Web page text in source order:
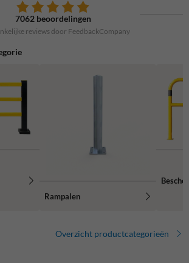
7062 beoordelingen
reviews door FeedbackCompany
Rampalen
Overzicht productcategorieën